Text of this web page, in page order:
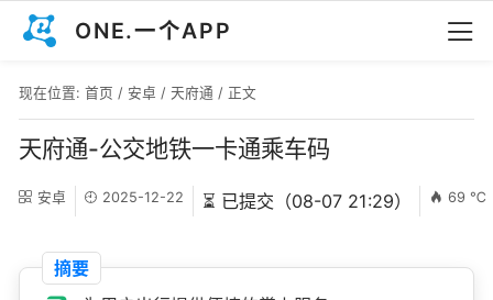
ONE.一个APP
现在位置: 首页 / 安卓 / 天府通 / 正文
天府通-公交地铁一卡通乘车码
安卓 2025-12-22 ⏳ 已提交（08-07 21:29） 69 ℃
摘要